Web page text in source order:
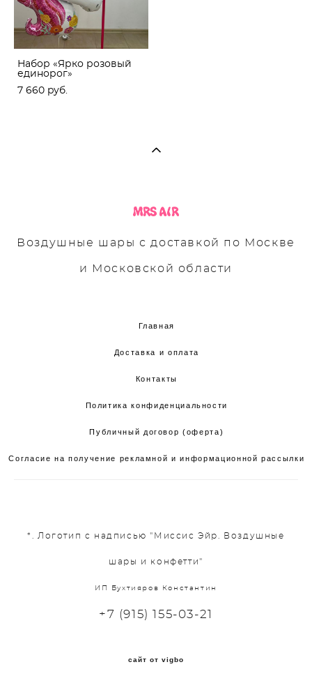
Набор «Ярко розовый
единорог»
7 660 pуб.
Воздушные шары с доставкой по Москве
и Московской области
Главная
Доставка и оплата
Контакты
Политика конфиденциальности
Публичный договор (оферта)
Согласие на получение рекламной и информационной рассылки
*. Логотип с надписью "Миссис Эйр. Воздушные
шары и конфетти"
ИП Бухтияров Константин
+7 (915) 155-03-21
сайт от vigbo